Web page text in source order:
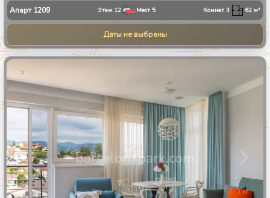
Апарт 1209 Этаж 12 Мест 5 Комнат3 62 м²
Даты не выбраны